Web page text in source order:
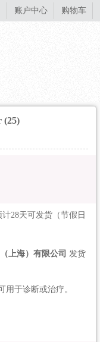
账户中心 购物车
(25)
28天可发货（节假日
上海）有限公司 发货
用于诊断或治疗。